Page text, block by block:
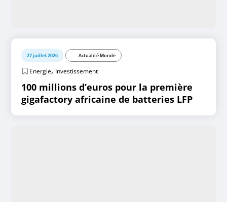
27 juillet 2026 Actualité Monde
Energie, Investissement
100 millions d’euros pour la première
gigafactory africaine de batteries LFP